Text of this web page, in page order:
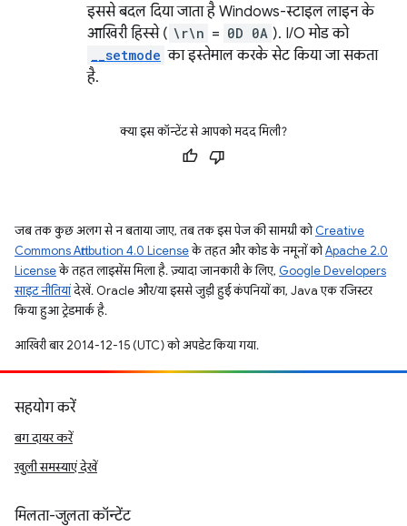
इससे बदल दिया जाता है Windows-स्टाइल लाइन के
आखिरी हिस्से ( \r\n = 0D 0A ). I/O मोड को
__setmode का इस्तेमाल करके सेट किया जा सकता
है.
क्या इस कॉन्टेंट से आपको मदद मिली?
जब तक कुछ अलग से न बताया जाए, तब तक इस पेज की सामग्री कोCreative
Commons Attribution 4.0 Licenseके तहत और कोड के नमूनों कोApache 2.0
Licenseके तहत लाइसेंस मिला है. ज़्यादा जानकारी के लिए, Google Developers
साइट नीतियांदेखें. Oracle और/या इससे जुड़ी हुई कंपनियों का, Java एक रजिस्टर
किया हुआ ट्रेडमार्क है.
आखिरी बार 2014-12-15 (UTC) को अपडेट किया गया.
सहयोग करें
बग दायर करें
खुली समस्याएं देखें
मिलता-जुलता कॉन्टेंट